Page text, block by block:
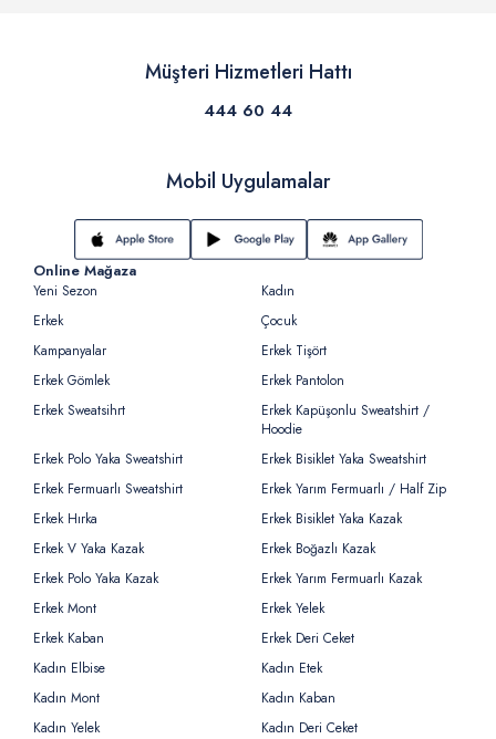
Müşteri Hizmetleri Hattı
444 60 44
Mobil Uygulamalar
Online Mağaza
Yeni Sezon
Kadın
Erkek
Çocuk
Kampanyalar
Erkek Tişört
Erkek Gömlek
Erkek Pantolon
Erkek Sweatsihrt
Erkek Kapüşonlu Sweatshirt /
Hoodie
Erkek Polo Yaka Sweatshirt
Erkek Bisiklet Yaka Sweatshirt
Erkek Fermuarlı Sweatshirt
Erkek Yarım Fermuarlı / Half Zip
Erkek Hırka
Erkek Bisiklet Yaka Kazak
Erkek V Yaka Kazak
Erkek Boğazlı Kazak
Erkek Polo Yaka Kazak
Erkek Yarım Fermuarlı Kazak
Erkek Mont
Erkek Yelek
Erkek Kaban
Erkek Deri Ceket
Kadın Elbise
Kadın Etek
Kadın Mont
Kadın Kaban
Kadın Yelek
Kadın Deri Ceket